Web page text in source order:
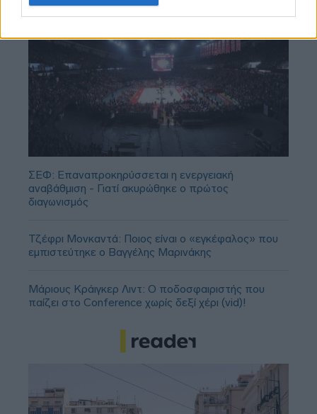
ΣΕΦ: Επαναπροκηρύσσεται η ενεργειακή
αναβάθμιση - Γιατί ακυρώθηκε ο πρώτος
διαγωνισμός
Τζέφρι Μονκαντά: Ποιος είναι ο «εγκέφαλος» που
εμπιστεύτηκε ο Βαγγέλης Μαρινάκης
Μάριους Κράιγκερ Λιντ: Ο ποδοσφαιριστής που
παίζει στο Conference χωρίς δεξί χέρι (vid)!